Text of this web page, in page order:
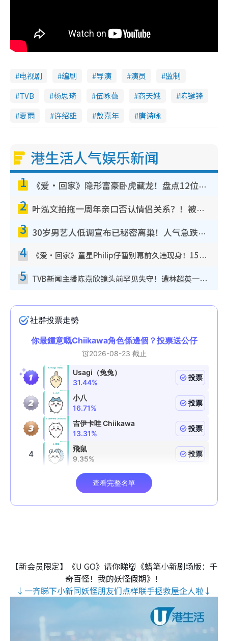
电视剧 编剧 导演 演员
监制
TVB
杨思琦 伍咏薇 商天娥
陈键锋
夏雨
许绍雄 敖嘉年 唐诗咏
港生活人气娱乐新闻
1 《爱·回家》隐形富豪卧虎藏龙！盘点12位财气逼人的有钱艺人：这位美女3亿身家不愁做
2 叶泓文拍拖一周年亲口否认情侣关系？！被质疑感情造假竟称GM“普通同事”
3 30岁男艺人低调宣布已秘密离巢！人气急跌变失踪人口：“这几年过得并不容易”
4 《爱·回家》童星Philip仔暂别幕前久违现身！15岁近况暴风成长长高变帅气少年
5 TVB新闻主播陈嘉欣镜头前罕见失守！遭林超英一句话突袭吓坏当场大笑
【新会员限定】《U GO》请你睇👹《蜡笔小新剧场版：千
奇百怪！我的妖怪假期》！
↓一齐睇下小新同妖怪朋友们点样联手拯救屋企人啦↓